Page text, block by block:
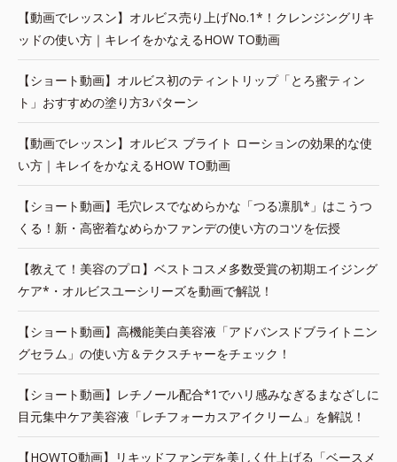
【動画でレッスン】オルビス売り上げNo.1*！クレンジングリキ
ッドの使い方｜キレイをかなえるHOW TO動画
【ショート動画】オルビス初のティントリップ「とろ蜜ティン
ト」おすすめの塗り方3パターン
【動画でレッスン】オルビス ブライト ローションの効果的な使
い方｜キレイをかなえるHOW TO動画
【ショート動画】毛穴レスでなめらかな「つる凛肌*」はこうつ
くる！新・高密着なめらかファンデの使い方のコツを伝授
【教えて！美容のプロ】ベストコスメ多数受賞の初期エイジング
ケア*・オルビスユーシリーズを動画で解説！
【ショート動画】高機能美白美容液「アドバンスドブライトニン
グセラム」の使い方＆テクスチャーをチェック！
【ショート動画】レチノール配合*1でハリ感みなぎるまなざしに
目元集中ケア美容液「レチフォーカスアイクリーム」を解説！
【HOWTO動画】リキッドファンデを美しく仕上げる「ベースメ